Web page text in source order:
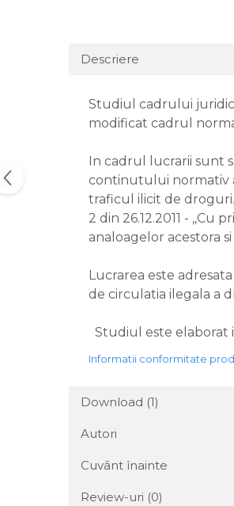
Descriere
Studiul cadrului
modificat cadrul
In cadrul lucrarii sunt
continutului normativ
traficul ilicit de
2 din 26.12.2011 -
analoagelor acestora
Lucrarea este
de circulatia ilegala a
Studiul este elaborat
Informatii conformitate
Download (1)
Autori
Cuvânt înainte
Review-uri (0)